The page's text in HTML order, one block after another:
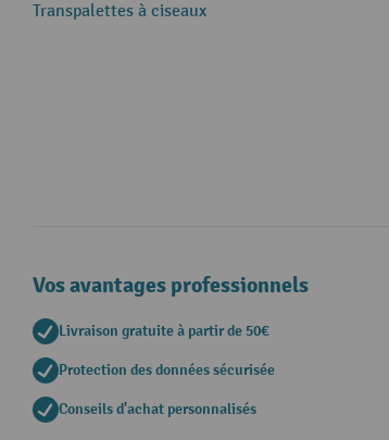
Transpalettes à ciseaux
Vos avantages professionnels
Livraison gratuite à partir de 50€
Protection des données sécurisée
Conseils d'achat personnalisés